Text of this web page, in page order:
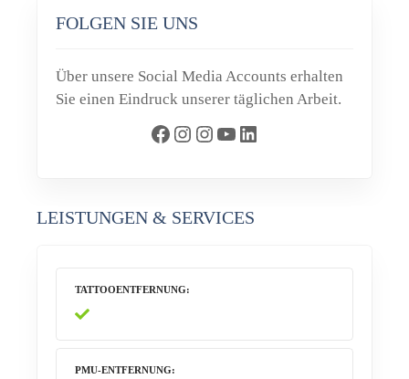
FOLGEN SIE UNS
Über unsere Social Media Accounts erhalten
Sie einen Eindruck unserer täglichen Arbeit.
Facebook Instagram Instagram YouTube LinkedIn
LEISTUNGEN & SERVICES
TATTOOENTFERNUNG
PMU-ENTFERNUNG